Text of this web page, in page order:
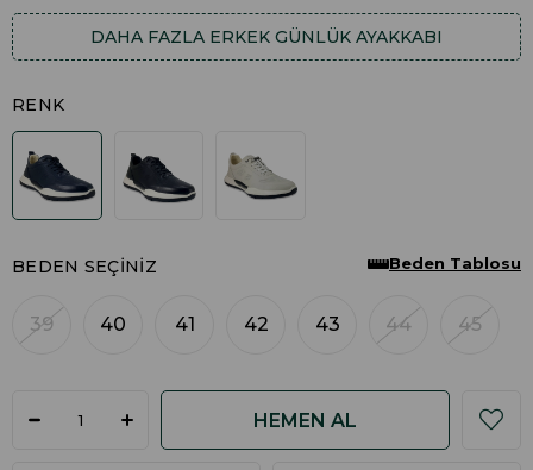
DAHA FAZLA ERKEK GÜNLÜK AYAKKABI
RENK
BEDEN SEÇINIZ
39 40 41 42 43 44 45
Beden Tablosu